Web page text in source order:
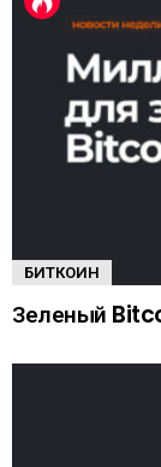
БИТКОИН
Зеленый